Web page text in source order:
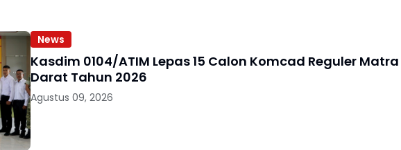
News
Kasdim 0104/ATIM Lepas 15 Calon Komcad Reguler Matra
Darat Tahun 2026
Agustus 09, 2026